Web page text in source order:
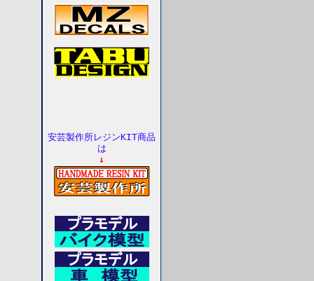
安芸製作所レジンKIT商品
は
↓